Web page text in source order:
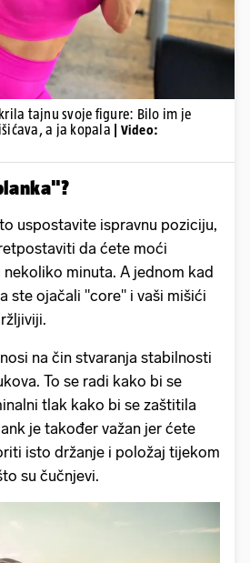
tajnu svoje figure: Bilo im je
a ja kopala
| Video:
uspostavite ispravnu poziciju,
da ćete moći
minuta. A jednom kad
ste ojačali "core" i vaši mišići
na čin stvaranja stabilnosti
To se radi kako bi se
tlak kako bi se zaštitila
je također važan jer ćete
isto držanje i položaj tijekom
su čučnjevi.